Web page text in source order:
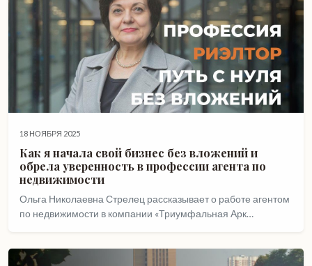
18 НОЯБРЯ 2025
Как я начала свой бизнес без вложений и
обрела уверенность в профессии агента по
недвижимости
Ольга Николаевна Стрелец рассказывает о работе агентом
по недвижимости в компании «Триумфальная Арк…